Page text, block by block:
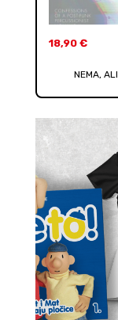
18,90 €
NEMA, ALI